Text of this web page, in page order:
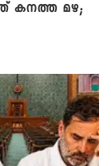
കനത്ത മഴ;